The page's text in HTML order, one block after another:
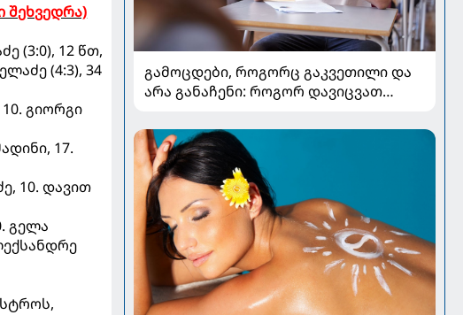
შეხვედრა)
(3:0), 12 წთ,
(4:3), 34
გიორგი
17.
10. დავით
გელა
გამოცდები, როგორც გაკვეთილი და
არა განაჩენი: როგორ დავიცვათ
მომავალი